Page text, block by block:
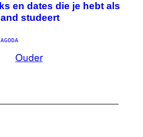
en dates die je hebt als
studeert
Ouder